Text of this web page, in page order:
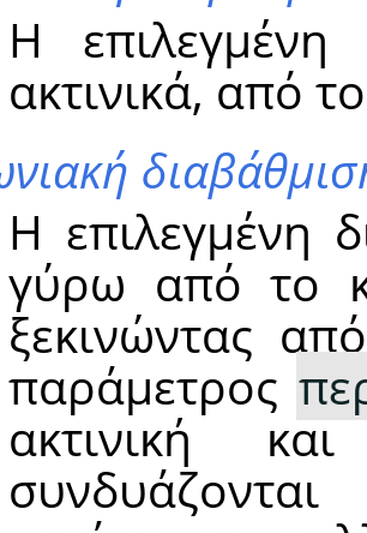
Η επιλεγμένη
ακτινικά, από
Η επιλεγμένη
γύρω από το
ξεκινώντας
παράμετρος
ακτινική